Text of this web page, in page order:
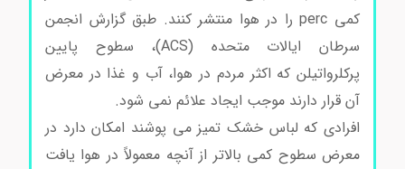
کمی perc را در هوا منتشر کنند. طبق گزارش انجمن
سرطان ایالات متحده (ACS)، سطوح پایین
پرکلرواتیلن که اکثر مردم در هوا، آب و غذا در معرض
آن قرار دارند موجب ایجاد علائم نمی شود.
افرادی که لباس خشک تمیز می پوشند امکان دارد در
معرض سطوح کمی بالاتر از آنچه معمولاً در هوا یافت